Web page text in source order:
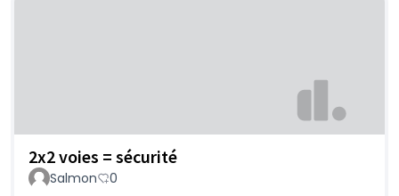
2x2 voies = sécurité
Salmon 0